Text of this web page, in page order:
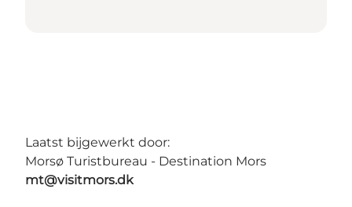
Laatst bijgewerkt door:
Morsø Turistbureau - Destination Mors
mt@visitmors.dk